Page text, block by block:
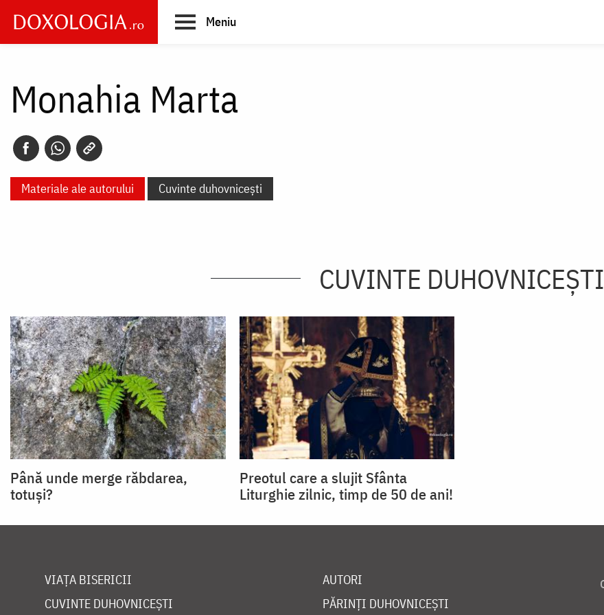
main
Meniu
Monahia Marta
Materiale ale autorului Cuvinte duhovnicești
CUVINTE DUHOVNICEȘTI
Până unde merge răbdarea,
totuși?
Preotul care a slujit Sfânta
Liturghie zilnic, timp de 50 de ani!
VIAȚA BISERICII
CUVINTE DUHOVNICEȘTI
AUTORI
PĂRINȚI DUHOVNICEȘTI